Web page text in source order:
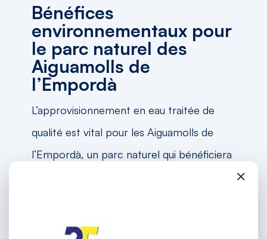
Bénéfices
environnementaux pour
le parc naturel des
Aiguamolls de
l’Empordà
L’approvisionnement en eau traitée de
qualité est vital pour les Aiguamolls de
l’Empordà, un parc naturel qui bénéficiera
×